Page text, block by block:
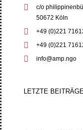
c/o
50672 Köln
+49 (0)221
+49 (0)221
info@amp.ngo
LETZTE